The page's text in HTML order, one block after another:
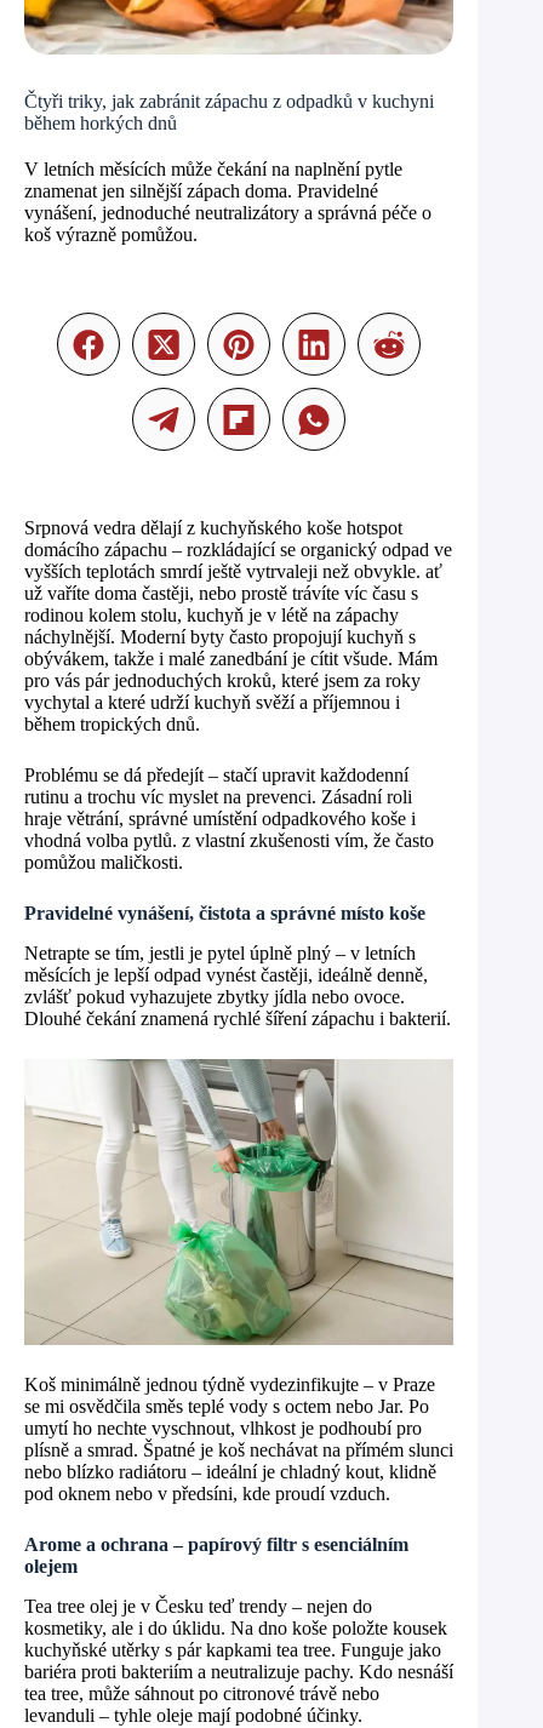
Čtyři triky, jak zabránit zápachu z odpadků v kuchyni
během horkých dnů
V letních měsících může čekání na naplnění pytle
znamenat jen silnější zápach doma. Pravidelné
vynášení, jednoduché neutralizátory a správná péče o
koš výrazně pomůžou.
Srpnová vedra dělají z kuchyňského koše hotspot
domácího zápachu – rozkládající se organický odpad ve
vyšších teplotách smrdí ještě vytrvaleji než obvykle. ať
už vaříte doma častěji, nebo prostě trávíte víc času s
rodinou kolem stolu, kuchyň je v létě na zápachy
náchylnější. Moderní byty často propojují kuchyň s
obývákem, takže i malé zanedbání je cítit všude. Mám
pro vás pár jednoduchých kroků, které jsem za roky
vychytal a které udrží kuchyň svěží a příjemnou i
během tropických dnů.
Problému se dá předejít – stačí upravit každodenní
rutinu a trochu víc myslet na prevenci. Zásadní roli
hraje větrání, správné umístění odpadkového koše i
vhodná volba pytlů. z vlastní zkušenosti vím, že často
pomůžou maličkosti.
Pravidelné vynášení, čistota a správné místo koše
Netrapte se tím, jestli je pytel úplně plný – v letních
měsících je lepší odpad vynést častěji, ideálně denně,
zvlášť pokud vyhazujete zbytky jídla nebo ovoce.
Dlouhé čekání znamená rychlé šíření zápachu i bakterií.
Koš minimálně jednou týdně vydezinfikujte – v Praze
se mi osvědčila směs teplé vody s octem nebo Jar. Po
umytí ho nechte vyschnout, vlhkost je podhoubí pro
plísně a smrad. Špatné je koš nechávat na přímém slunci
nebo blízko radiátoru – ideální je chladný kout, klidně
pod oknem nebo v předsíni, kde proudí vzduch.
Arome a ochrana – papírový filtr s esenciálním
olejem
Tea tree olej je v Česku teď trendy – nejen do
kosmetiky, ale i do úklidu. Na dno koše položte kousek
kuchyňské utěrky s pár kapkami tea tree. Funguje jako
bariéra proti bakteriím a neutralizuje pachy. Kdo nesnáší
tea tree, může sáhnout po citronové trávě nebo
levanduli – tyhle oleje mají podobné účinky.